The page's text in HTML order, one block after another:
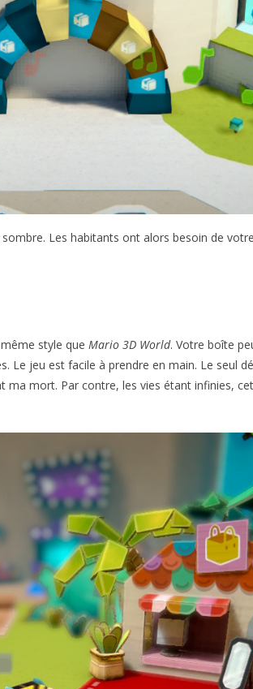
Les habitants ont alors besoin de
style que Mario 3D World. Votre boîte
jeu est facile à prendre en main. Le seul
ma mort. Par contre, les vies étant infinies,